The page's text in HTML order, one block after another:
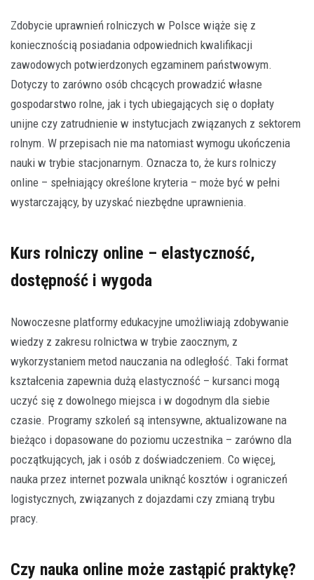
Zdobycie uprawnień rolniczych w Polsce wiąże się z
koniecznością posiadania odpowiednich kwalifikacji
zawodowych potwierdzonych egzaminem państwowym.
Dotyczy to zarówno osób chcących prowadzić własne
gospodarstwo rolne, jak i tych ubiegających się o dopłaty
unijne czy zatrudnienie w instytucjach związanych z sektorem
rolnym. W przepisach nie ma natomiast wymogu ukończenia
nauki w trybie stacjonarnym. Oznacza to, że kurs rolniczy
online – spełniający określone kryteria – może być w pełni
wystarczający, by uzyskać niezbędne uprawnienia.
Kurs rolniczy online – elastyczność,
dostępność i wygoda
Nowoczesne platformy edukacyjne umożliwiają zdobywanie
wiedzy z zakresu rolnictwa w trybie zaocznym, z
wykorzystaniem metod nauczania na odległość. Taki format
kształcenia zapewnia dużą elastyczność – kursanci mogą
uczyć się z dowolnego miejsca i w dogodnym dla siebie
czasie. Programy szkoleń są intensywne, aktualizowane na
bieżąco i dopasowane do poziomu uczestnika – zarówno dla
początkujących, jak i osób z doświadczeniem. Co więcej,
nauka przez internet pozwala uniknąć kosztów i ograniczeń
logistycznych, związanych z dojazdami czy zmianą trybu
pracy.
Czy nauka online może zastąpić praktykę?